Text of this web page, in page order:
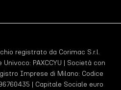
registrato da Corimac S.r.l.
Univoco: PAXCCYU | Società con
Imprese di Milano: Codice
| Capitale Sociale euro